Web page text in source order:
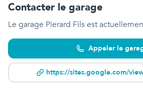
Contacter le garage
Le garage Pierard Filsest
Appeler le
https://sites.google.com/